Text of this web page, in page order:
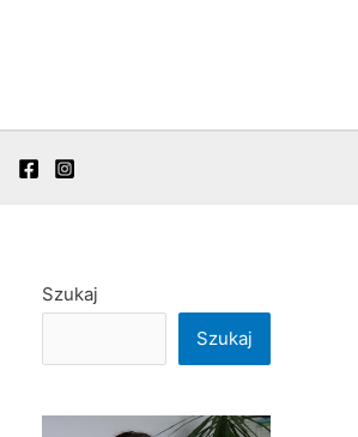
Szukaj
Szukaj